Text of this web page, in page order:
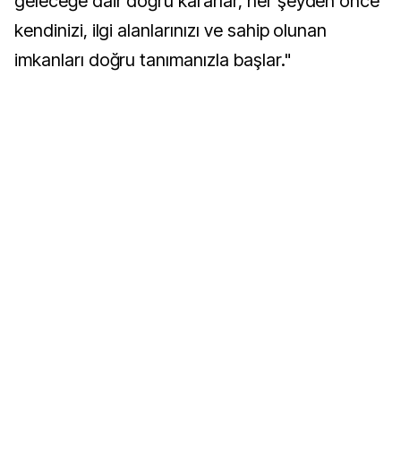
kendinizi, ilgi alanlarınızı ve sahip olunan
imkanları doğru tanımanızla başlar."